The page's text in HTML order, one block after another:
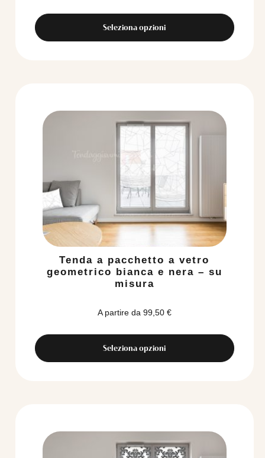
Seleziona opzioni
Tenda a pacchetto a vetro
geometrico bianca e nera – su
misura
A partire da 99,50 €
Seleziona opzioni